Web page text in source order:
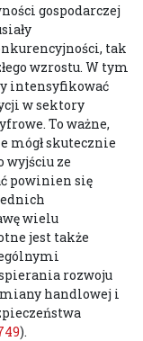
gospodarczej
tak
wzrostu. W tym
intensyfikować
w sektory
To ważne,
mógł skutecznie
wyjściu ze
powinien się
wielu
jest także
rozwoju
handlowej i
).